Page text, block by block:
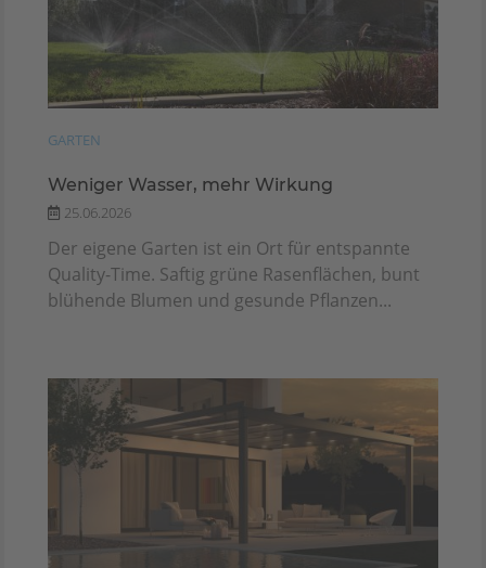
GARTEN
Weniger Wasser, mehr Wirkung
25.06.2026
Der eigene Garten ist ein Ort für entspannte
Quality-Time. Saftig grüne Rasenflächen, bunt
blühende Blumen und gesunde Pflanzen...